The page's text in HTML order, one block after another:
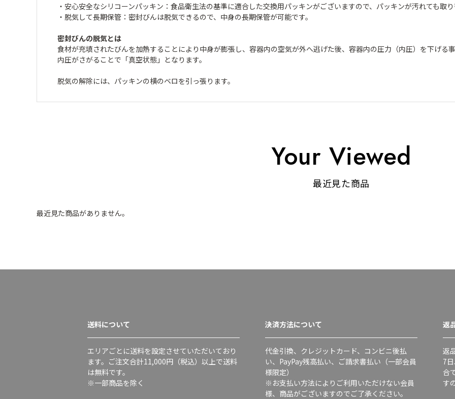
・安心安全なシリコーンパッキン：食品衛生法の基準に適合した交換用パッキンがございますので、パッキンが汚れても取
・脱気して長期保管：密封びんは脱気できるので、中身の長期保管が可能です。
密封びんの脱気とは
食材が充填されたびんを加熱することにより中身が膨張し、容器内の空気が外へ逃げた後、容器内の圧力（内圧）を下げる
内圧がさがることで「真空状態」となります。
脱気の解除には、パッキンの横のベロを引っ張ります。
Your Viewed
最近見た商品
最近見た商品がありません。
送料について
エリアごとに送料を設定させていただいており
ます。ご注文合計11,000円（税込）以上で送料
は無料です。
※一部商品を除く
決済方法について
代金引換、クレジットカード、コンビニ後払
い、PayPay残高払い、ご請求書払い（一部会員
様限定）
※お支払い方法によりご利用いただけない会員
様、商品がございますのでご了承ください。
返
返
7
合
す